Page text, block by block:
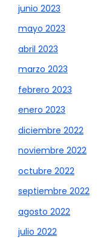
junio 2023
mayo 2023
abril 2023
marzo 2023
febrero 2023
enero 2023
diciembre 2022
noviembre 2022
octubre 2022
septiembre 2022
agosto 2022
julio 2022